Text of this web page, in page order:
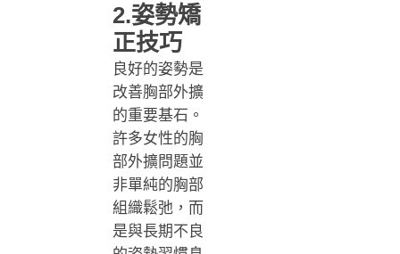
2.姿勢矯
正技巧
良好的姿勢是
改善胸部外擴
的重要基石。
許多女性的胸
部外擴問題並
非單純的胸部
組織鬆弛，而
是與長期不良